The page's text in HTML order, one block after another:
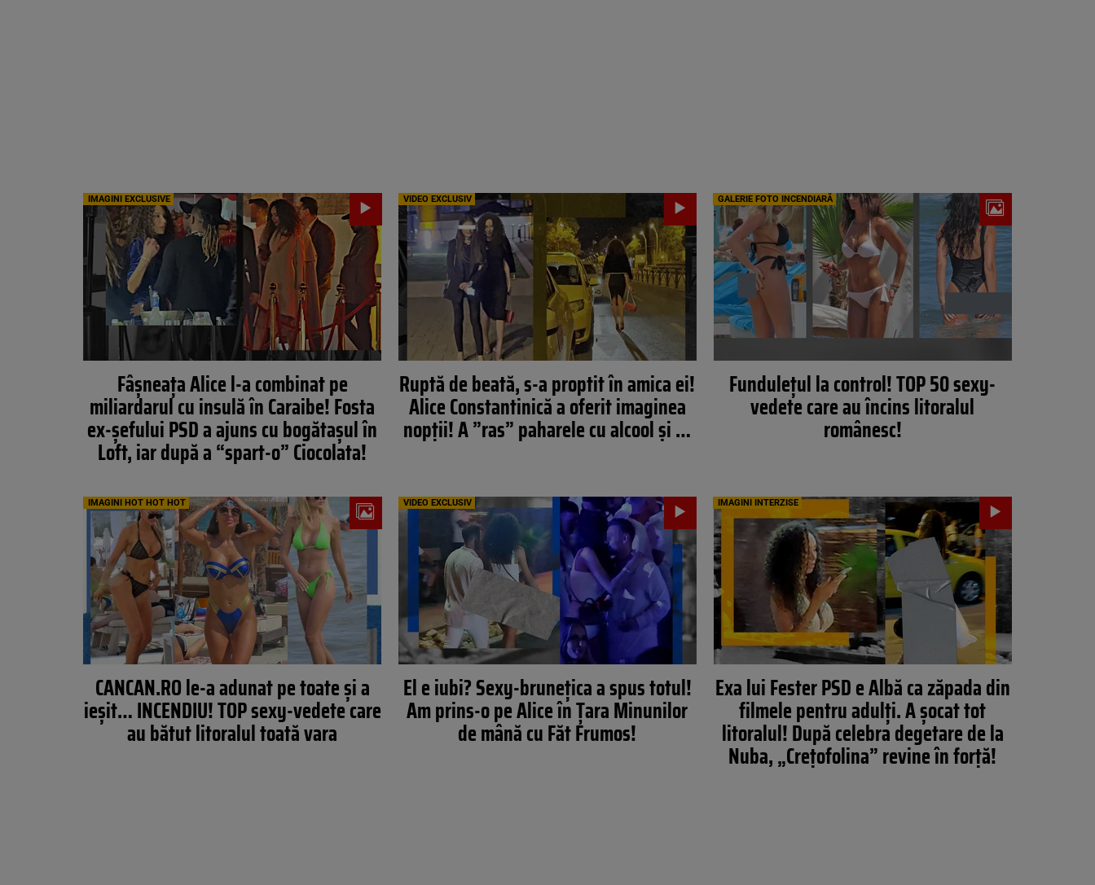
IMAGINI EXCLUSIVE
Fâșneața Alice l-a combinat pe
miliardarul cu insulă în Caraibe! Fosta
ex-șefului PSD a ajuns cu bogătașul în
Loft, iar după a “spart-o” Ciocolata!
VIDEO EXCLUSIV
Ruptă de beată, s-a proptit în amica ei!
Alice Constantinică a oferit imaginea
nopții! A ”ras” paharele cu alcool și …
GALERIE FOTO INCENDIARĂ
Fundulețul la control! TOP 50 sexy-
vedete care au încins litoralul
românesc!
IMAGINI HOT HOT HOT
CANCAN.RO le-a adunat pe toate și a
ieșit… INCENDIU! TOP sexy-vedete care
au bătut litoralul toată vara
VIDEO EXCLUSIV
El e iubi? Sexy-brunețica a spus totul!
Am prins-o pe Alice în Țara Minunilor
de mână cu Făt Frumos!
IMAGINI INTERZISE
Exa lui Fester PSD e Albă ca zăpada din
filmele pentru adulți. A șocat tot
litoralul! După celebra degetare de la
Nuba, „Crețofolina” revine în forță!